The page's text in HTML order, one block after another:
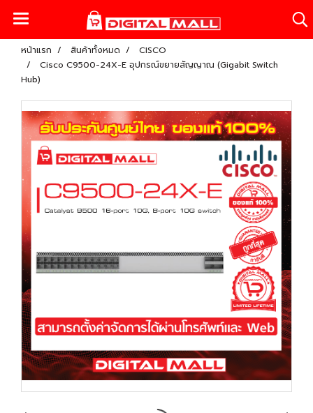
หน้าแรก สินค้าทั้งหมด
CISCO
Cisco C9500-24X-E อุปกรณ์ขยายสัญญาณ (Gigabit Switch
Hub)